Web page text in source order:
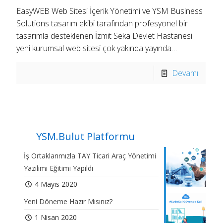
EasyWEB Web Sitesi İçerik Yönetimi ve YSM Business
Solutions tasarım ekibi tarafından profesyonel bir
tasarımla desteklenen İzmit Seka Devlet Hastanesi
yeni kurumsal web sitesi çok yakında yayında…
Devamı
YSM.Bulut Platformu
İş Ortaklarımızla TAY Ticari Araç Yönetimi
Yazılımı Eğitimi Yapıldı
4 Mayıs 2020
Yeni Döneme Hazır Mısınız?
1 Nisan 2020